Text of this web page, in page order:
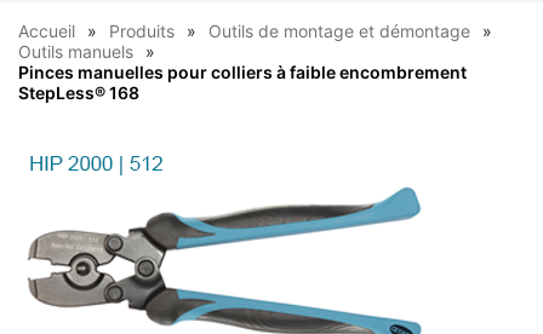
Accueil Produits
Outils de montage et démontage
Outils manuels
Pinces manuelles pour colliers à faible encombrement
StepLess® 168